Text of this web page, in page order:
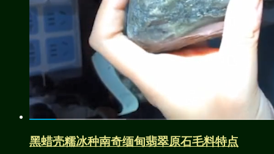
黑蜡壳糯冰种南奇缅甸翡翠原石毛料特点